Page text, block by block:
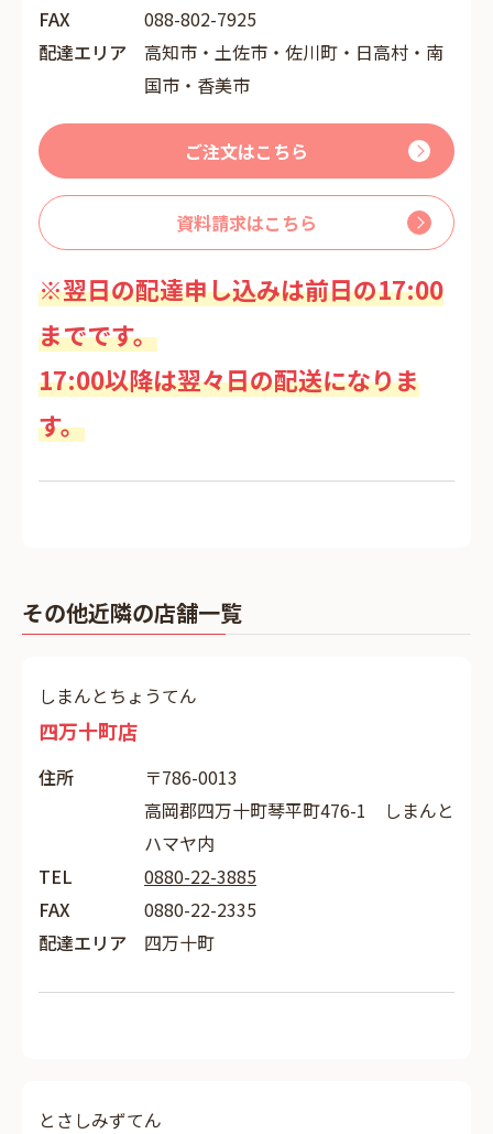
FAX
088-802-7925
配達エリア
高知市・土佐市・佐川町・日高村・南
国市・香美市
ご注文はこちら
資料請求はこちら
※翌日の配達申し込みは前日の17:00
までです。
17:00以降は翌々日の配送になりま
す。
その他近隣の店舗一覧
しまんとちょうてん
四万十町店
住所
〒786-0013
高岡郡四万十町琴平町476-1 しまんと
ハマヤ内
TEL
0880-22-3885
FAX
0880-22-2335
配達エリア
四万十町
とさしみずてん